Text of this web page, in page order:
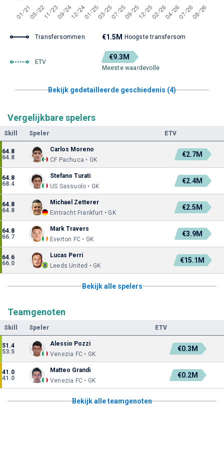
Transfersommen €1.5M Hoogste transfersom
ETV
€9.3M
Meeste waardevolle
Bekijk gedetailleerde geschiedenis (4)
Vergelijkbare spelers
Skill Speler ETV
64.8
64.8
Carlos Moreno
CF Pachuca • GK
€2.7M
64.8
68.4
Stefano Turati
US Sassuolo • GK
€2.4M
64.8
64.8
Michael Zetterer
Eintracht Frankfurt • GK
€2.5M
64.8
66.7
Mark Travers
Everton FC • GK
€3.9M
64.6
66.0
Lucas Perri
Leeds United • GK
€15.1M
Bekijk alle spelers
Teamgenoten
Skill Speler ETV
51.4
53.5
Alessio Pozzi
Venezia FC • GK
€0.3M
41.0
41.0
Matteo Grandi
Venezia FC • GK
€0.2M
Bekijk alle teamgenoten